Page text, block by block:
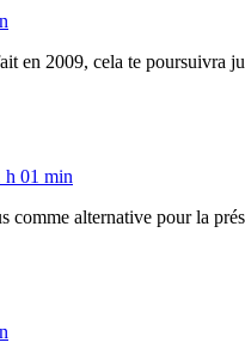
en 2009, cela te poursuivra
h 01 min
comme alternative pour la